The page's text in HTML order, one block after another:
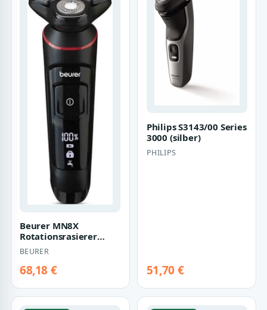
Beurer MN8X
Rotationsrasierer
(schwarz)
BEURER
68,18 €
Philips S3143/00 Series
3000 (silber)
PHILIPS
51,70 €